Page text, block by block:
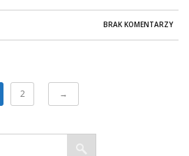
BRAK KOMENTARZY
2 →